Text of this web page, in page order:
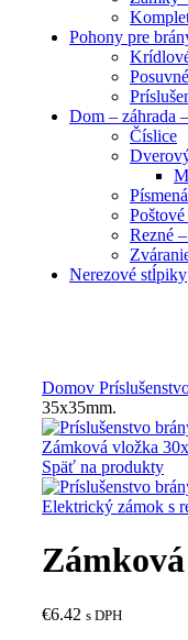
Pohony pre
Dom – záhrada
Číslice
Písmená
Rezné
Nerezové stĺpiky
Domov
35x35mm.
Zámková vložka
Späť na produkty
Elektrický zámok s
€6.42 s DPH